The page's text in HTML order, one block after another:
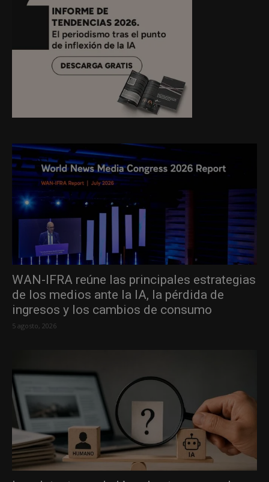
WAN-IFRA reúne las principales estrategias
de los medios ante la IA, la pérdida de
ingresos y los cambios de consumo
5 agosto, 2026